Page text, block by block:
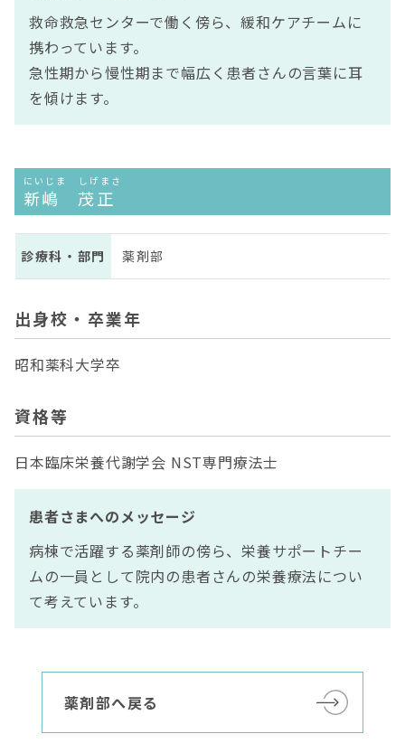
救命救急センターで働く傍ら、緩和ケアチームに
携わっています。
急性期から慢性期まで幅広く患者さんの言葉に耳
を傾けます。
にいじま しげまさ
新嶋 茂正
診療科・部門 薬剤部
出身校・卒業年
昭和薬科大学卒
資格等
日本臨床栄養代謝学会 NST専門療法士
患者さまへのメッセージ
病棟で活躍する薬剤師の傍ら、栄養サポートチー
ムの一員として院内の患者さんの栄養療法につい
て考えています。
薬剤部へ戻る